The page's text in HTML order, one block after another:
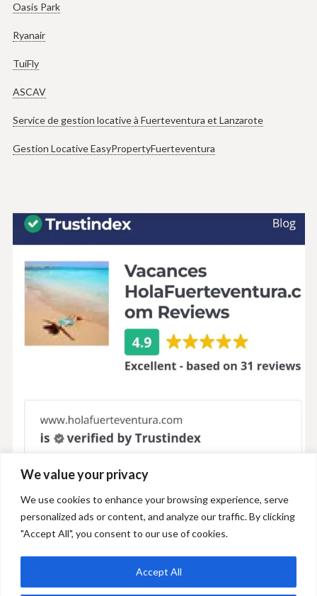
We value your privacy
We use cookies to enhance your browsing experience, serve
personalized ads or content, and analyze our traffic. By clicking
"Accept All", you consent to our use of cookies.
Accept All
Oasis Park
Ryanair
TuiFly
ASCAV
Service de gestion locative à Fuerteventura et Lanzarote
Gestion Locative EasyPropertyFuerteventura
+34 606 893 686